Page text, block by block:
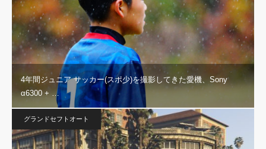
4年間ジュニア サッカー(スポ少)を撮影してきた愛機、Sony
α6300 + …
グランドセフトオート